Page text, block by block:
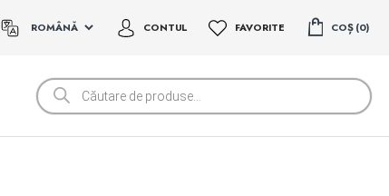
CONTUL FAVORITE COȘ 0
Products
search